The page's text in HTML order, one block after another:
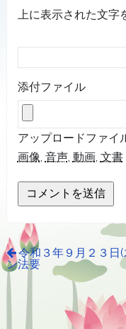
上に表示された文字
添付ファイル
アップロードファイ
画像, 音声, 動画, 文書
令和３年９月２３
ン法要